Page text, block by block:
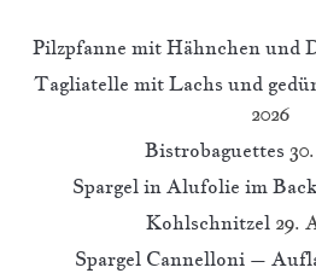
Pilzpfanne mit Hähnchen und
Tagliatelle mit Lachs und
2026
Bistrobaguettes
Spargel in Alufolie im
Kohlschnitzel 29.
Spargel Cannelloni –